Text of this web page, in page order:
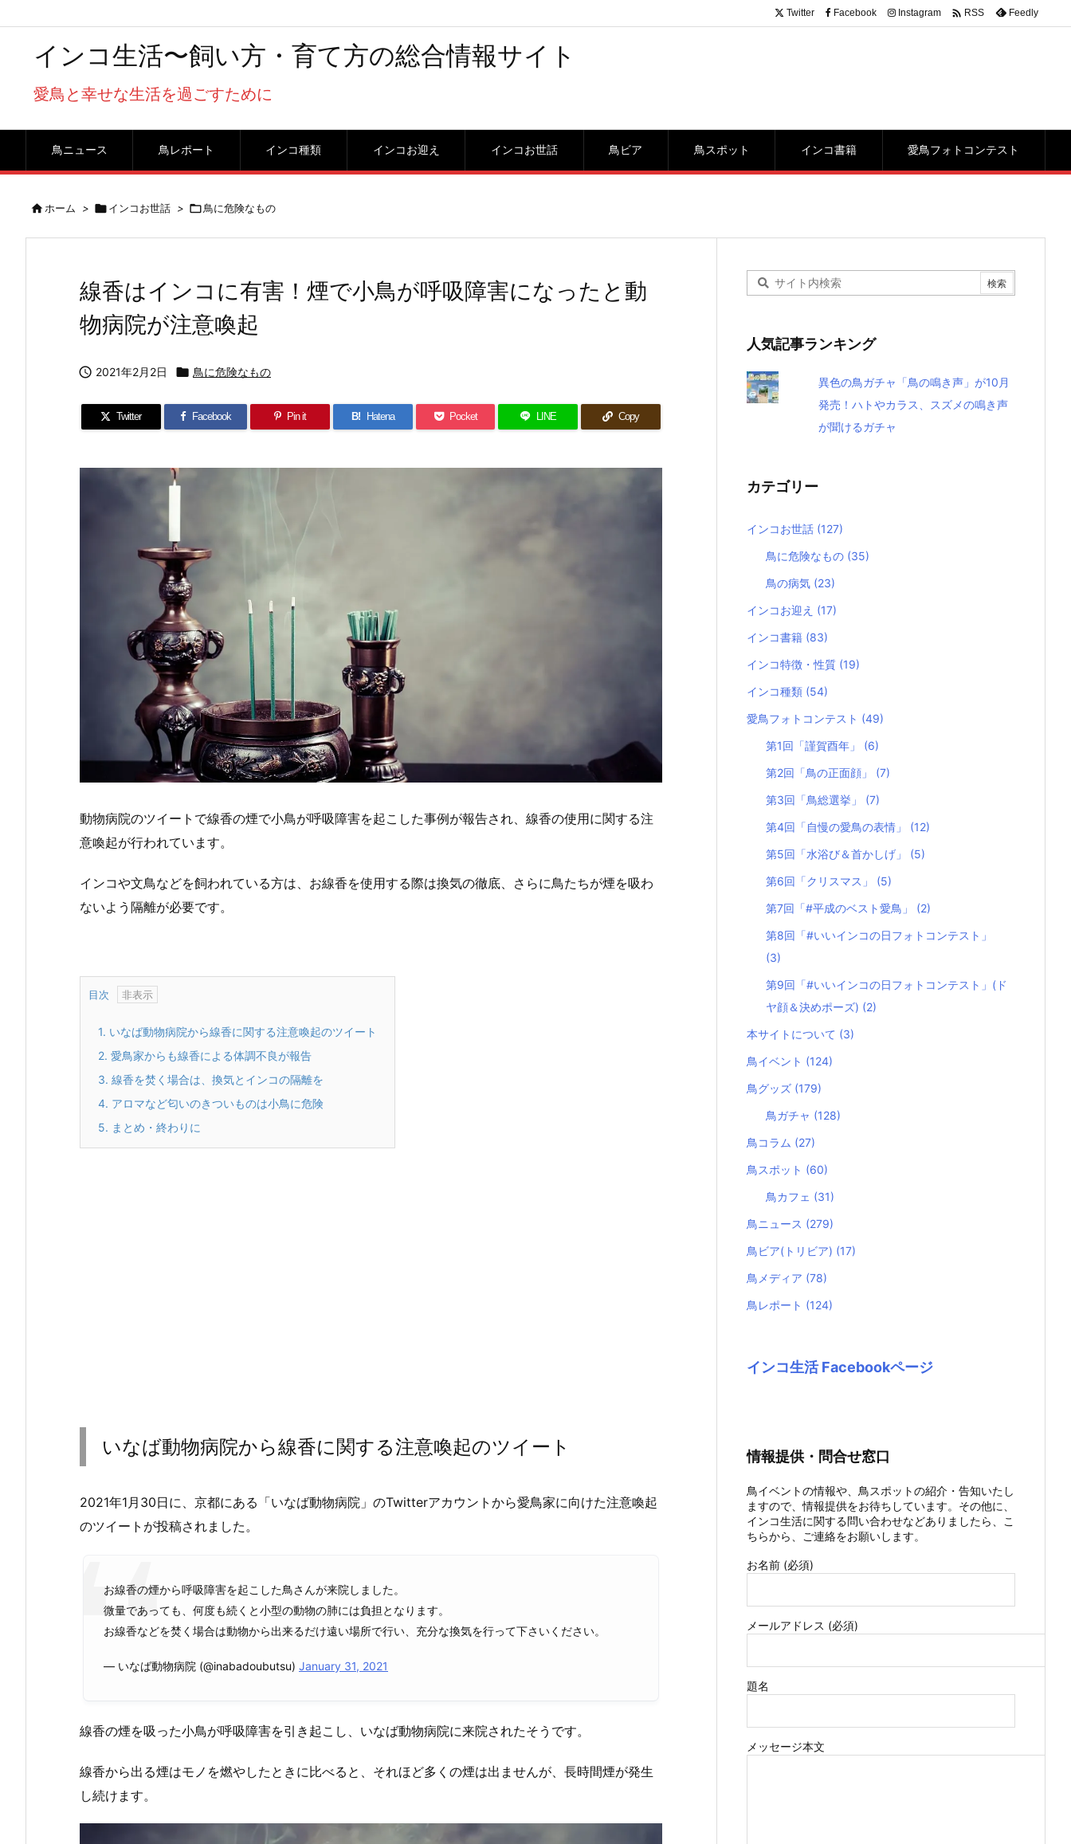
インコ生活〜飼い方・育て方の総合情報サイト
愛鳥と幸せな生活を過ごすために
鳥ニュース 鳥レポート インコ種類 インコお迎え インコお世話 鳥ビア 鳥スポット インコ書籍 愛鳥フォトコンテスト
Twitter Facebook Instagram  RSS Feedly
ホーム > インコお世話 > 鳥に危険なもの
線香はインコに有害！煙で小鳥が呼吸障害になったと動
物病院が注意喚起
 2021年2月2日  鳥に危険なもの
Twitter Facebook Pin it B! Hatena Pocket LINE Copy
動物病院のツイートで線香の煙で小鳥が呼吸障害を起こした事例が報告され、線香の使用に関する注
意喚起が行われています。
インコや文鳥などを飼われている方は、お線香を使用する際は換気の徹底、さらに鳥たちが煙を吸わ
ないよう隔離が必要です。
目次
1. いなば動物病院から線香に関する注意喚起のツイート
2. 愛鳥家からも線香による体調不良が報告
3. 線香を焚く場合は、換気とインコの隔離を
4. アロマなど匂いのきついものは小鳥に危険
5. まとめ・終わりに
いなば動物病院から線香に関する注意喚起のツイート
2021年1月30日に、京都にある「いなば動物病院」のTwitterアカウントから愛鳥家に向けた注意喚起
のツイートが投稿されました。
お線香の煙から呼吸障害を起こした鳥さんが来院しました。
微量であっても、何度も続くと小型の動物の肺には負担となります。
お線香などを焚く場合は動物から出来るだけ遠い場所で行い、充分な換気を行って下さいください。
— いなば動物病院 (@inabadoubutsu) January 31, 2021
線香の煙を吸った小鳥が呼吸障害を引き起こし、いなば動物病院に来院されたそうです。
線香から出る煙はモノを燃やしたときに比べると、それほど多くの煙は出ませんが、長時間煙が発生
し続けます。
人気記事ランキング
異色の鳥ガチャ「鳥の鳴き声」が10月
発売！ハトやカラス、スズメの鳴き声
が聞けるガチャ
カテゴリー
インコお世話 (127)
鳥に危険なもの (35)
鳥の病気 (23)
インコお迎え (17)
インコ書籍 (83)
インコ特徴・性質 (19)
インコ種類 (54)
愛鳥フォトコンテスト (49)
第1回「謹賀酉年」 (6)
第2回「鳥の正面顔」 (7)
第3回「鳥総選挙」 (7)
第4回「自慢の愛鳥の表情」 (12)
第5回「水浴び＆首かしげ」 (5)
第6回「クリスマス」 (5)
第7回「#平成のベスト愛鳥」 (2)
第8回「#いいインコの日フォトコンテスト」
(3)
第9回「#いいインコの日フォトコンテスト」(ド
ヤ顔＆決めポーズ) (2)
本サイトについて (3)
鳥イベント (124)
鳥グッズ (179)
鳥ガチャ (128)
鳥コラム (27)
鳥スポット (60)
鳥カフェ (31)
鳥ニュース (279)
鳥ビア(トリビア) (17)
鳥メディア (78)
鳥レポート (124)
インコ生活 Facebookページ
情報提供・問合せ窓口
鳥イベントの情報や、鳥スポットの紹介・告知いたし
ますので、情報提供をお待ちしています。その他に、
インコ生活に関する問い合わせなどありましたら、こ
ちらから、ご連絡をお願いします。
お名前 (必須)
メールアドレス (必須)
題名
メッセージ本文